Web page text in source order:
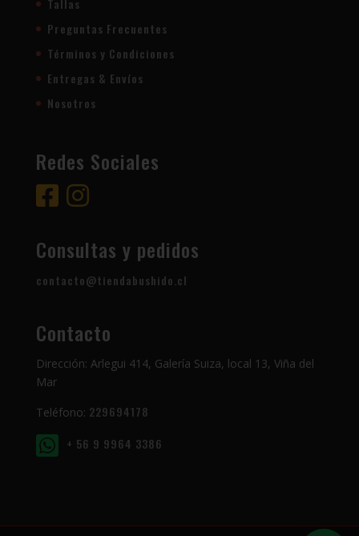
Tallas
Preguntas Frecuentes
Términos y Condiciones
Entregas & Envíos
Nosotros
Redes Sociales
Consultas y pedidos
contacto@tiendabushido.cl
Contacto
Dirección: Arlegui 414, Galería Suiza, local 13, Viña del
Mar
Teléfono: 229694178
+ 56 9 9964 3386